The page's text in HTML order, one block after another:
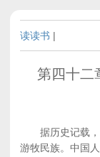
读读书 |
第四十二
据历史记载，
游牧民族。中国